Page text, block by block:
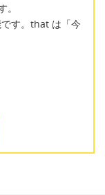
す。that は「今